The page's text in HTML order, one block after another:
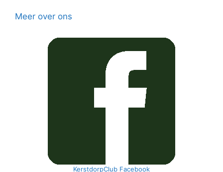
Meer over ons
KerstdorpClub Facebook